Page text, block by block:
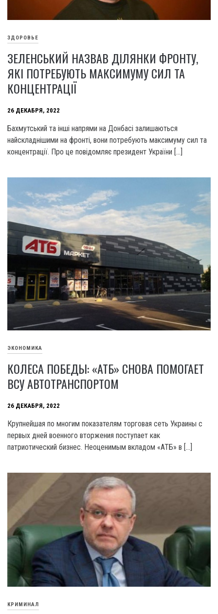
ЗДОРОВЬЕ
ЗЕЛЕНСЬКИЙ НАЗВАВ ДІЛЯНКИ ФРОНТУ,
ЯКІ ПОТРЕБУЮТЬ МАКСИМУМУ СИЛ ТА
КОНЦЕНТРАЦІЇ
26 ДЕКАБРЯ, 2022
Бахмутський та інші напрями на Донбасі залишаються
найскладнішими на фронті, вони потребують максимуму сил та
концентрації. Про це повідомляє президент України […]
ЭКОНОМИКА
КОЛЕСА ПОБЕДЫ: «АТБ» СНОВА ПОМОГАЕТ
ВСУ АВТОТРАНСПОРТОМ
26 ДЕКАБРЯ, 2022
Крупнейшая по многим показателям торговая сеть Украины с
первых дней военного вторжения поступает как
патриотический бизнес. Неоценимым вкладом «АТБ» в […]
КРИМИНАЛ